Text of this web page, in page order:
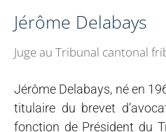
Jérôme Delabays
Juge au Tribunal cantonal
Jérôme Delabays, né en
titulaire du brevet
fonction de Président du